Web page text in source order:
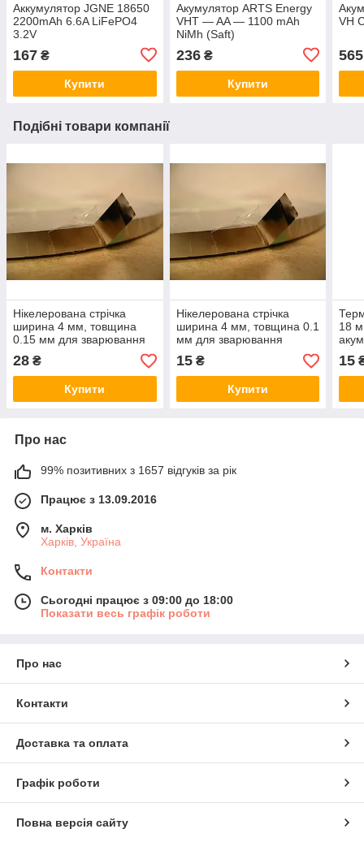
Аккумулятор JGNE 18650
2200mAh 6.6A LiFePO4
3.2V
167 ₴
Купити
Акумулятор ARTS Energy
VHT — AA — 1100 mAh
NiMh (Saft)
236₴
Купити
VH
565
Подібні товари компанії
Нікелерована стрічка
ширина 4 мм, товщина
0.15 мм для зварювання
акумуляторів
28 ₴
Купити
Нікелерована стрічка
ширина 4 мм, товщина 0.1
мм для зварювання
акумуляторів
15₴
Купити
18
15
Про нас
99% позитивних з 1657 відгуків за рік
Працює з 13.09.2016
м. Харків
Харків, Україна
Контакти
Сьогодні працює з 09:00 до 18:00
Показати весь графік роботи
Про нас
Контакти
Доставка та оплата
Графік роботи
Повна версія сайту